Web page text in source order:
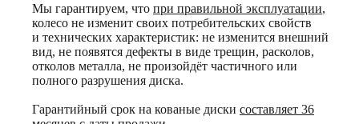
Мы гарантируем, что при правильной эксплуатации,
колесо не изменит своих потребительских свойств
и технических характеристик: не изменится внешний
вид, не появятся дефекты в виде трещин, расколов,
отколов металла, не произойдёт частичного или
полного разрушения диска.
Гарантийный срок на кованые диски составляет 36